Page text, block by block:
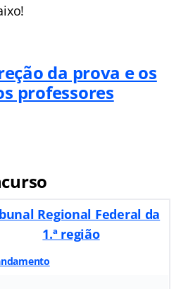
da prova e os
professores
Regional Federal da
1.ª região